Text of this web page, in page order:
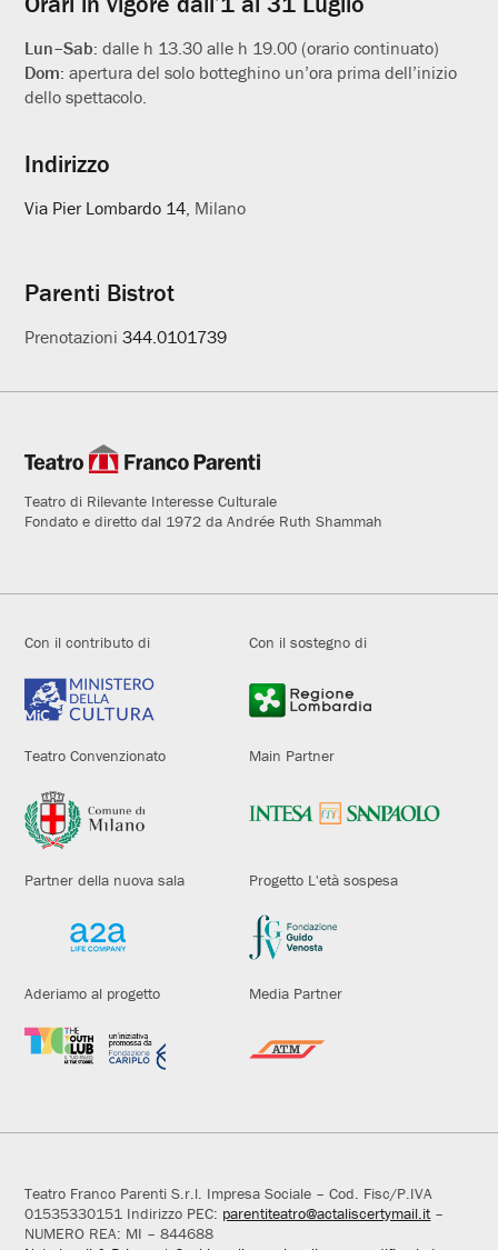
Lun–Sab:dalle h 13.30 alle h 19.00 (orario continuato)
Dom:apertura del solo botteghino un’ora prima dell’inizio
dello spettacolo.
Indirizzo
Via Pier Lombardo 14, Milano
Parenti Bistrot
Prenotazioni344.0101739
Teatro di Rilevante Interesse Culturale
Fondato e diretto dal 1972 da Andrée Ruth Shammah
Con il contributo di Con il sostegno di
Teatro Convenzionato Main Partner
Partner della nuova sala Progetto L'età sospesa
Aderiamo al progetto Media Partner
Teatro Franco Parenti S.r.l. Impresa Sociale – Cod. Fisc/P.IVA
01535330151 Indirizzo PEC: parentiteatro@actaliscertymail.it–
NUMERO REA: MI – 844688